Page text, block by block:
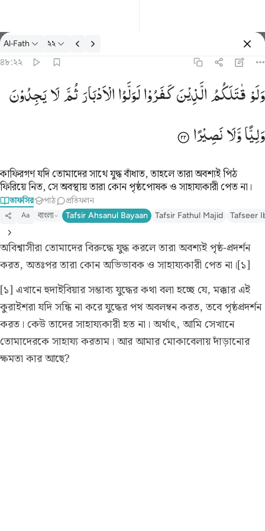
তাফসির: Al-Fath ৪৮:২২
Al-Fath ২২
৪৮:২২
ولو قاتلكم الذين كفروا لولوا الادبار ثم لا يجدون وليا ولا نصيرا ٢٢
ٱلَّذِينَ كَفَرُوا۟ لَوَلَّوُا۟ ٱلْأَدْبَـٰرَ ثُمَّ لَا يَجِدُونَ وَلِيًّۭا وَلَا نَصِيرًۭا ٢٢وَلَوْقٰتَلَكُمُالَّذِیْنَكَفَرُوْالَوَلَّوُاالْاَدْبَارَثُمَّلَایَجِدُوْنَ
وَلِیًّاوَّلَانَصِیْرًا
কাফিরগণ যদি তোমাদের সাথে যুদ্ধ বাঁধাত, তাহলে তারা অবশ্যই পিঠ
ফিরিয়ে নিত, সে অবস্থায় তারা কোন পৃষ্ঠপোষক ও সাহায্যকারী পেত না।
তাফসির পাঠ প্রতিফলন
Aa বাংলা Tafsir Ahsanul Bayaan Tafsir Fathul Majid Tafseer
অবিশ্বাসীরা তোমাদের বিরুদ্ধে যুদ্ধ করলে তারা অবশ্যই পৃষ্ঠ-প্রদর্শন
করত, অতঃপর তারা কোন অভিভাবক ও সাহায্যকারী পেত না।[১]
[১] এখানে হুদাইবিয়ার সম্ভাব্য যুদ্ধের কথা বলা হচ্ছে যে, মক্কার এই
কুরাইশরা যদি সন্ধি না করে যুদ্ধের পথ অবলম্বন করত, তবে পৃষ্ঠপ্রদর্শন
করত। কেউ তাদের সাহায্যকারী হত না। অর্থাৎ, আমি সেখানে
তোমাদেরকে সাহায্য করতাম। আর আমার মোকাবেলায় দাঁড়ানোর
ক্ষমতা কার আছে?